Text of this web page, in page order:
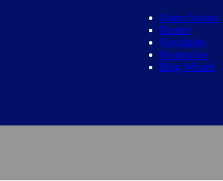
Quem Somos
Equipe
Novidades
Promoções
Blog Wizard